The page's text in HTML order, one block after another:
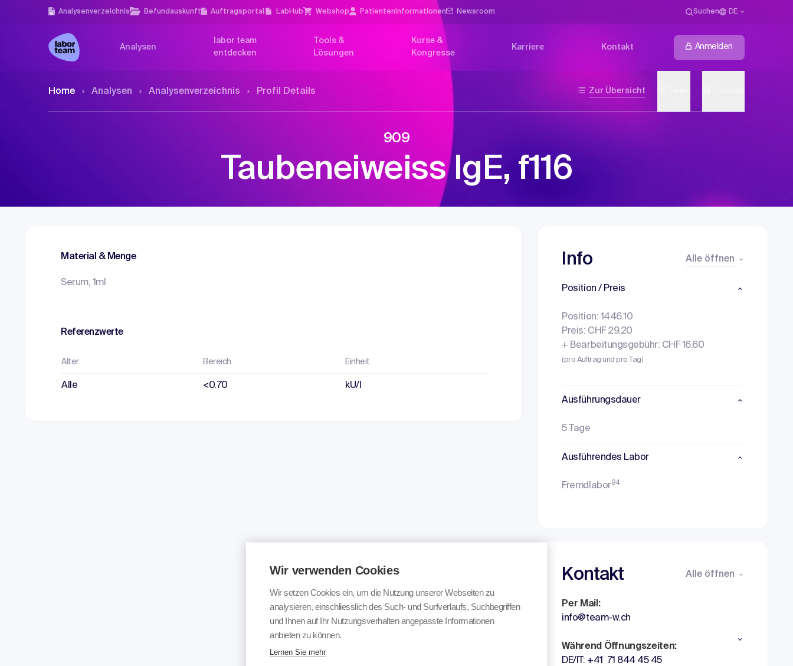
Analysen­verzeichnis Befundauskunft Auftragsportal LabHub Webshop Patienten­informationen Newsroom Suchen DE
Analysen
labor team
entdecken
Tools &
Lösungen
Kurse &
Kongresse
Karriere Kontakt Anmelden
Home Analysen Analysen­verzeichnis Profil Details Zur Übersicht
909
Taubeneiweiss IgE, f116
Material & Menge
Serum, 1ml
Referenzwerte
Alter Bereich Einheit
Alle <0.70 kU/l
Info Alle öffnen
Position / Preis
Position: 1446.10
Preis: CHF 29.20
+ Bearbeitungsgebühr: CHF 16.60
(pro Auftrag und pro Tag)
Ausführungsdauer
5 Tage
Ausführendes Labor
Fremdlabor94
Kontakt Alle öffnen
Per Mail:
info@team-w.ch
Während Öffnungszeiten:
DE/IT: +41 71 844 45 45
Wir verwenden Cookies
Wir setzen Cookies ein, um die Nutzung unserer Webseiten zu
analysieren, einschliesslich des Such- und Surfverlaufs, Suchbegriffen
und Ihnen auf Ihr Nutzungsverhalten angepasste Informationen
anbieten zu können.
Lernen Sie mehr